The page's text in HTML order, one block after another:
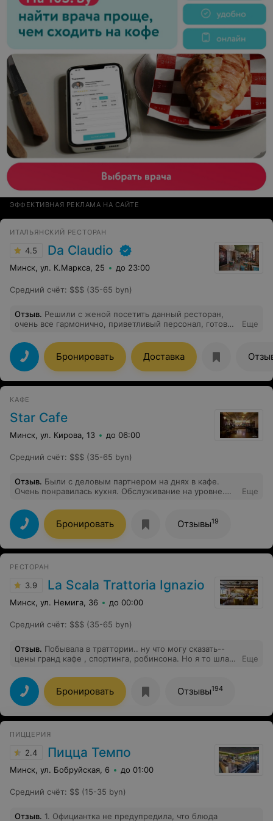
ЭФФЕКТИВНАЯ РЕКЛАМА НА САЙТЕ
ИТАЛЬЯНСКИЙ РЕСТОРАН
4.5 Da Claudio
Минск, ул. К.Маркса, 25 до 23:00
Средний счёт: $$$ (35-65 byn)
Отзыв. Решили с женой посетить данный ресторан,
очень все гармонично, приветливый персонал, готовы
пицца прям перенесла в Италию (есть с чем сравнить)
Еще
Бронировать Доставка
КАФЕ
Star Сafe
Минск, ул. Кирова, 13 до 06:00
Средний счёт: $$$ (35-65 byn)
Отзыв. Были с деловым партнером на днях в кафе.
Очень понравилась кухня. Обслуживание на уровне.
доброжелательная, милая. Спасибо ей огромное.
Радует глаз и греет душу. Обязательно вернусь еще.
Еще
Бронировать Отзывы19
РЕСТОРАН
3.9 La Scala Trattoria Ignazio
Минск, ул. Немига, 36 до 00:00
Средний счёт: $$$ (35-65 byn)
Отзыв. Побывала в траттории.. ну что могу сказать--
цены гранд кафе , спортинга, робинсона. Но я то шла в
тратторию которая в Италии проста, дешева...
Траттория не подразумевает цен ресторана и пафоса.
Увы - разочарована. По еде тоже есть вопросы.
Больше не пойду. И дело не в деньгах. Иньяццо
привык к поющим фонтанам, к бельведеру -- иньяццо
отбивай дорогую аренду(
Еще
Бронировать Отзывы194
ПИЦЦЕРИЯ
2.4 Пицца Темпо
Минск, ул. Бобруйская, 6 до 01:00
Средний счёт: $$ (15-35 byn)
Отзыв. 1. Официантка не предупредила, что блюда